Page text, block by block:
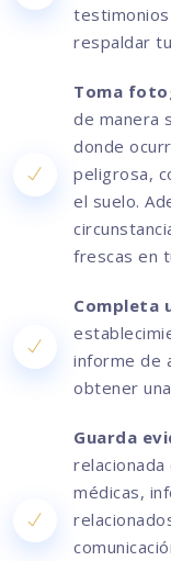
respaldar
Toma
de manera
donde
peligrosa,
el suelo.
frescas en
Completa
informe de
obtener
Guarda
médicas,